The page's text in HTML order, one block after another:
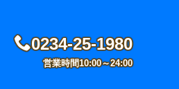
0234-25-1980
営業時間10:00～24:00